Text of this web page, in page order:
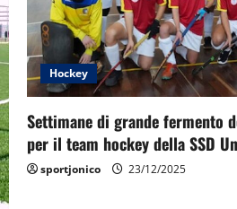
Hockey
Settimane di grande fermento
per il team hockey della SSD
sportjonico 23/12/2025